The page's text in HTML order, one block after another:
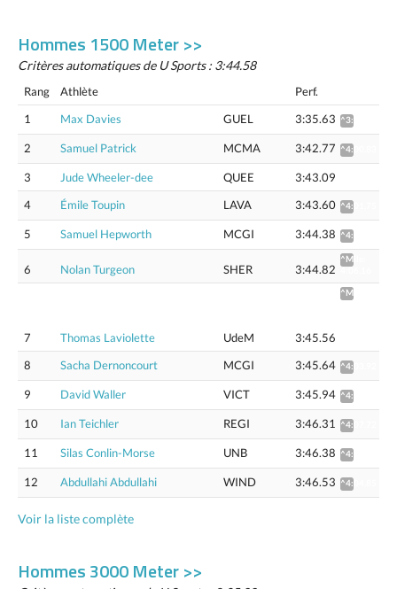
Hommes 1500 Meter >>
Critères automatiques de U Sports : 3:44.58
Rang Athlète
Perf.
1
Max Davies GUEL 3:35.63 ^3:53.24
2 Samuel Patrick MCMA 3:42.77 ^4:00.83
3 Jude Wheeler-dee QUEE
3:43.09
4
Émile Toupin LAVA 3:43.60 ^4:01,75
5 Samuel Hepworth MCGI 3:44.38 ^4:02.57
6 Nolan Turgeon SHER 3:44.82
^Mile:
4:06.16
7 Thomas Laviolette UdeM 3:45.56
^Mile
4:03.81
8 Sacha Dernoncourt MCGI 3:45.64 ^4:03.92
9 David Waller VICT 3:45.94 ^4:04.27
10 Ian Teichler REGI 3:46.31 ^4:07.72
11 Silas Conlin-Morse UNB 3:46.38 ^4:04.66
12 Abdullahi Abdullahi WIND 3:46.53 ^4:04.85
Voir la liste complète
Hommes 3000 Meter >>